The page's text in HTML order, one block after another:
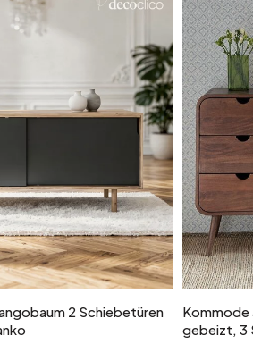
25 kg
2 Schiebetüren
Kommode
gebeizt, 3